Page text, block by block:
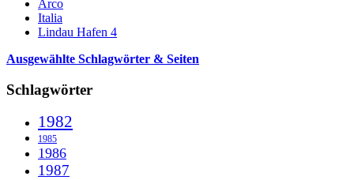
Arco
Italia
Lindau Hafen 4
Ausgewählte Schlagwörter & Seiten
Schlagwörter
1982
1985
1986
1987